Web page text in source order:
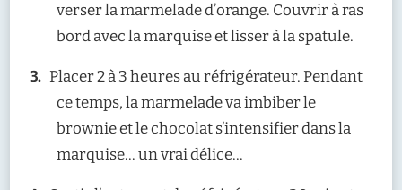
verser la marmelade d’orange. Couvrir à ras
bord avec la marquise et lisser à la spatule.
Placer 2 à 3 heures au réfrigérateur. Pendant
ce temps, la marmelade va imbiber le
brownie et le chocolat s’intensifier dans la
marquise… un vrai délice…